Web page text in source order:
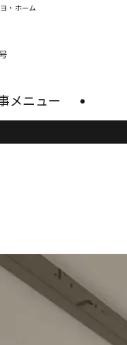
・ホーム
メニュー